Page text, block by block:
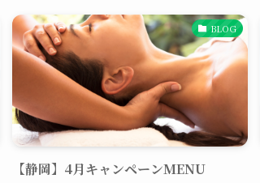
BLOG
【静岡】4月キャンペーンMENU